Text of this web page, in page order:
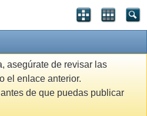
asegúrate de revisar las
el enlace anterior.
antes de que puedas publicar